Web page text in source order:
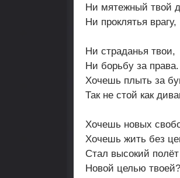
Ни мятежный твой
Ни проклятья врагу,
Ни страданья твои,
Ни борьбу за права.
Хочешь плыть за
Так не стой как
Хочешь новых
Хочешь жить без
Стал высокий полёт
Новой целью твоей?